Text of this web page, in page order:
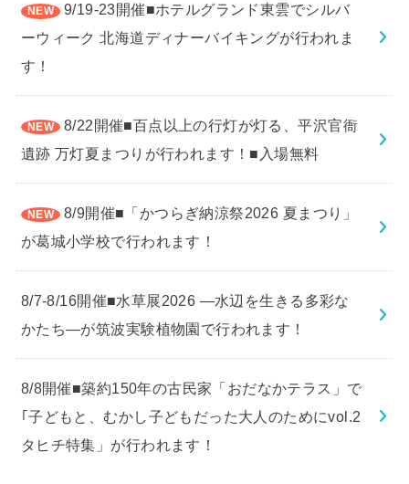
9/19-23開催■ホテルグランド東雲でシルバ
ーウィーク 北海道ディナーバイキングが行われま
す！
8/22開催■百点以上の行灯が灯る、平沢官衙
遺跡 万灯夏まつりが行われます！■入場無料
8/9開催■「かつらぎ納涼祭2026 夏まつり」
が葛城小学校で行われます！
8/7-8/16開催■水草展2026 ―水辺を生きる多彩な
かたち―が筑波実験植物園で行われます！
8/8開催■築約150年の古民家「おだなかテラス」で
｢子どもと、むかし子どもだった大人のためにvol.2
タヒチ特集」が行われます！